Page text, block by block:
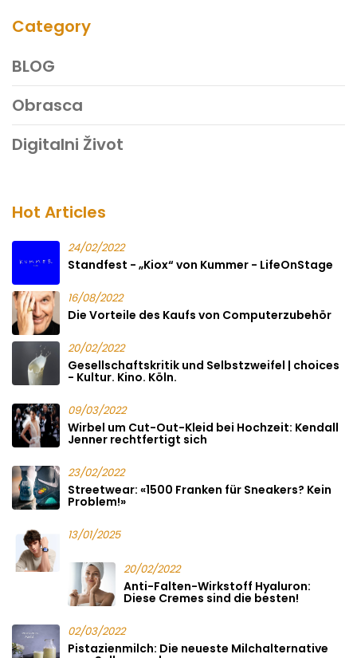
Category
BLOG
Obrasca
Digitalni Život
Hot Articles
24/02/2022
Standfest - „Kiox“ von Kummer - LifeOnStage
16/08/2022
Die Vorteile des Kaufs von Computerzubehör
20/02/2022
Gesellschaftskritik und Selbstzweifel | choices
- Kultur. Kino. Köln.
09/03/2022
Wirbel um Cut-Out-Kleid bei Hochzeit: Kendall
Jenner rechtfertigt sich
23/02/2022
Streetwear: «1500 Franken für Sneakers? Kein
Problem!»
13/01/2025
20/02/2022
Anti-Falten-Wirkstoff Hyaluron:
Diese Cremes sind die besten!
02/03/2022
Pistazienmilch: Die neueste Milchalternative